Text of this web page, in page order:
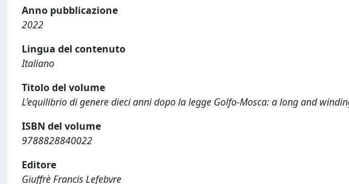
Anno pubblicazione
2022
Lingua del contenuto
Italiano
Titolo del volume
L’equilibrio di genere dieci anni dopo la legge Golfo-Mosca: a long and
ISBN del volume
9788828840022
Editore
Giuffrè Francis Lefebvre